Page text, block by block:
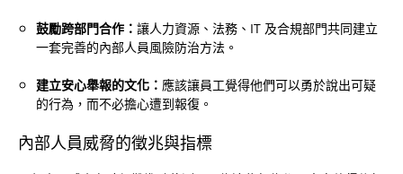
鼓勵跨部門合作： 讓人力資源、法務、IT 及合規部門共同建立
一套完善的內部人員風險防治方法。
建立安心舉報的文化： 應該讓員工覺得他們可以勇於說出可疑
的行為，而不必擔心遭到報復。
內部人員威脅的徵兆與指標